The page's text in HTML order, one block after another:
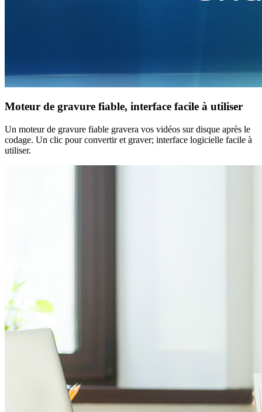
Moteur de gravure fiable, interface facile à utiliser
Un moteur de gravure fiable gravera vos vidéos sur disque après le
codage. Un clic pour convertir et graver; interface logicielle facile à
utiliser.